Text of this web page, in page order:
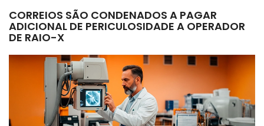
CORREIOS SÃO CONDENADOS A PAGAR
ADICIONAL DE PERICULOSIDADE A OPERADOR
DE RAIO-X